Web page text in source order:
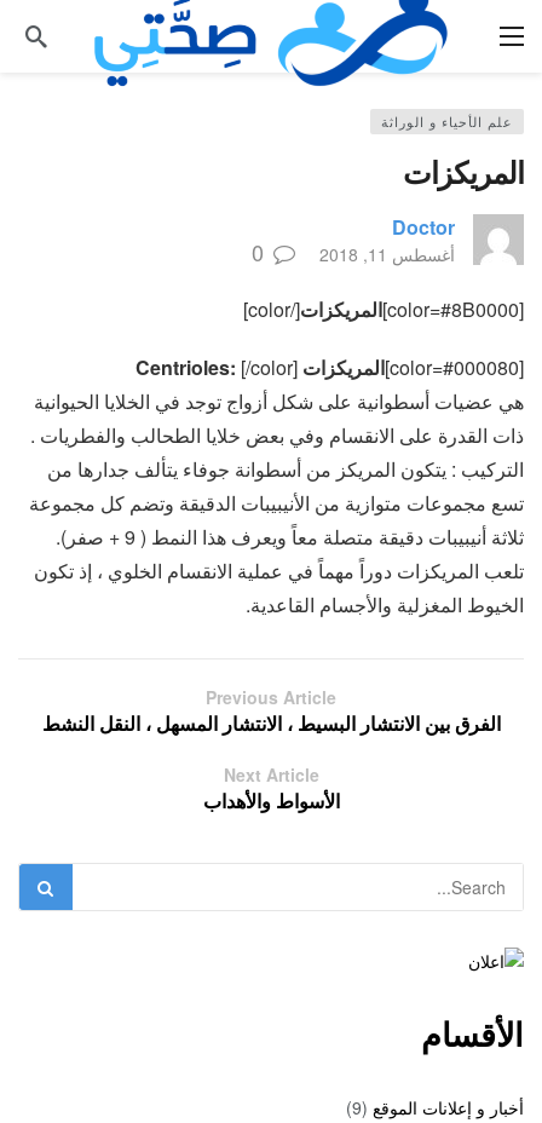
علم الأحياء و الوراثة
المريكزات
Doctor
أغسطس 11, 2018 0
[color=#8B0000] المريكزات[/color]
[color=#000080] المريكزات Centrioles: [/color]
هي عضيات أسطوانية على شكل أزواج توجد في الخلايا الحيوانية
ذات القدرة على الانقسام وفي بعض خلايا الطحالب والفطريات .
التركيب : يتكون المريكز من أسطوانة جوفاء يتألف جدارها من
تسع مجموعات متوازية من الأنيبيبات الدقيقة وتضم كل مجموعة
ثلاثة أنيبيبات دقيقة متصلة معاً ويعرف هذا النمط ( 9 + صفر).
تلعب المريكزات دوراً مهماً في عملية الانقسام الخلوي ، إذ تكون
الخيوط المغزلية والأجسام القاعدية.
Previous Article
الفرق بين الانتشار البسيط ، الانتشار المسهل ، النقل النشط
Next Article
الأسواط والأهداب
الأقسام
أخبار و إعلانات الموقع (9)